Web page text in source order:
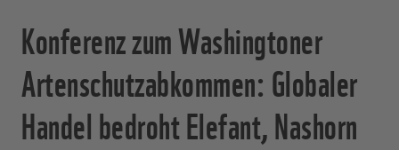
Konferenz zum Washingtoner
Artenschutzabkommen: Globaler
Handel bedroht Elefant, Nashorn